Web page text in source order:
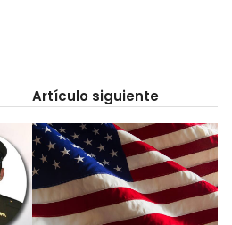
Artículo siguiente